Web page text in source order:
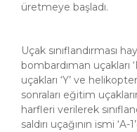
üretmeye başladı.
Uçak sınıflandırması
bombardıman uçakları
uçakları ‘Y’ ve
sonraları eğitim
harfleri verilerek
saldırı uçağının ismi